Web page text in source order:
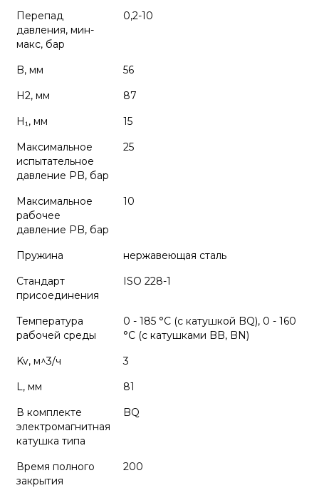
Перепад
давления, мин-
макс, бар
0,2-10
B, мм
56
H2, мм
87
H₁, мм
15
Максимальное
испытательное
давление PB, бар
25
Максимальное
рабочее
давление PB, бар
10
Пружина
нержавеющая сталь
Стандарт
присоединения
ISO 228-1
Температура
рабочей среды
0 - 185 °C (c катушкой BQ), 0 - 160
°C (с катушками BB, BN)
Kv, м^3/ч
3
L, мм
81
В комплекте
электромагнитная
катушка типа
BQ
Время полного
закрытия
200